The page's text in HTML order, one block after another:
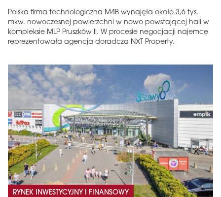
Polska firma technologiczna M4B wynajęła około 3,6 tys.
mkw. nowoczesnej powierzchni w nowo powstającej hali w
kompleksie MLP Pruszków II. W procesie negocjacji najemcę
reprezentowała agencja doradcza NXT Property.
RYNEK INWESTYCYJNY I FINANSOWY